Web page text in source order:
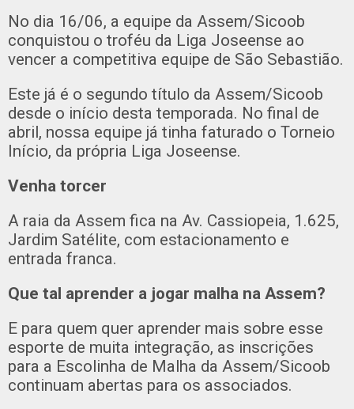
No dia 16/06, a equipe da Assem/Sicoob
conquistou o troféu da Liga Joseense ao
vencer a competitiva equipe de São Sebastião.
Este já é o segundo título da Assem/Sicoob
desde o início desta temporada. No final de
abril, nossa equipe já tinha faturado o Torneio
Início, da própria Liga Joseense.
Venha torcer
A raia da Assem fica na Av. Cassiopeia, 1.625,
Jardim Satélite, com estacionamento e
entrada franca.
Que tal aprender a jogar malha na Assem?
E para quem quer aprender mais sobre esse
esporte de muita integração, as inscrições
para a Escolinha de Malha da Assem/Sicoob
continuam abertas para os associados.